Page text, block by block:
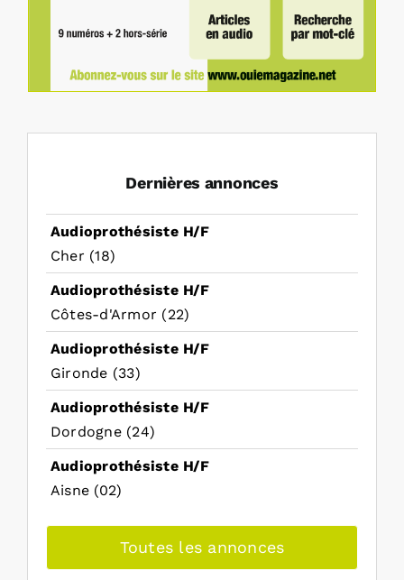
Dernières annonces
Audioprothésiste H/F
Cher (18)
Audioprothésiste H/F
Côtes-d'Armor (22)
Audioprothésiste H/F
Gironde (33)
Audioprothésiste H/F
Dordogne (24)
Audioprothésiste H/F
Aisne (02)
Toutes les annonces